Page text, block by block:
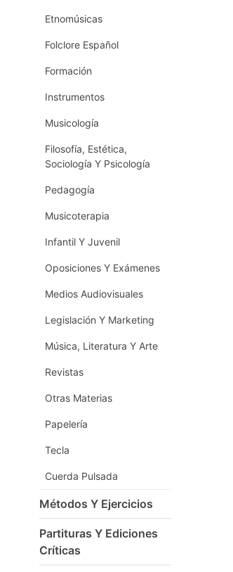
Etnomúsicas
Folclore Español
Formación
Instrumentos
Musicología
Filosofía, Estética,
Sociología Y Psicología
Pedagogía
Musicoterapia
Infantil Y Juvenil
Oposiciones Y Exámenes
Medios Audiovisuales
Legislación Y Marketing
Música, Literatura Y Arte
Revistas
Otras Materias
Papelería
Tecla
Cuerda Pulsada
Métodos Y Ejercicios
Partituras Y Ediciones
Críticas